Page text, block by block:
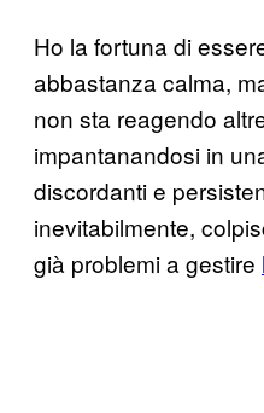
Ho la fortuna di
abbastanza calma,
non sta reagendo
impantanandosi in
discordanti e
inevitabilmente,
già problemi a gestire